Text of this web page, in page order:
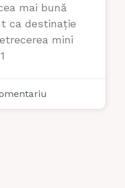
mai bună
ca destinație
mini